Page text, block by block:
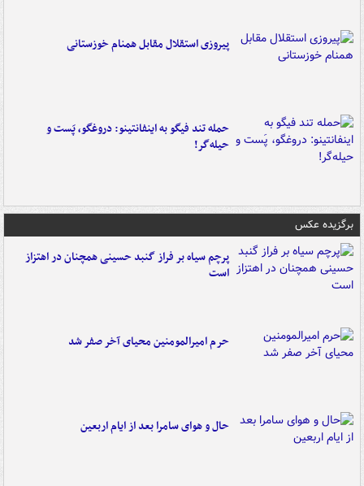
پیروزی استقلال مقابل همنام خوزستانی
حمله تند فیگو به اینفانتینو: دروغگو، پَست‌ و
حیله‌گر!
برگزیده عکس
پرچم سیاه بر فراز گنبد حسینی همچنان در اهتزاز
است
حرم امیرالمومنین محیای آخر صفر شد
حال و هوای سامرا بعد از ایام اربعین